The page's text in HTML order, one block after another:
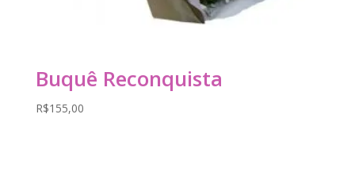
Buquê Reconquista
R$155,00